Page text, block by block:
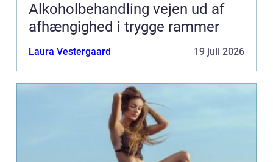
Alkoholbehandling vejen ud af
afhængighed i trygge rammer
Laura Vestergaard 19 juli 2026